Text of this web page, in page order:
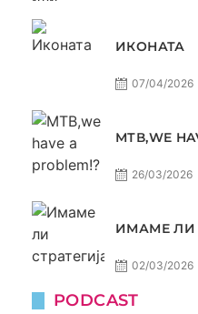
ИКОНАТА
07/04/2026
МТВ,WE
26/03/2026
ИМАМЕ ЛИ
02/03/2026
PODCAST